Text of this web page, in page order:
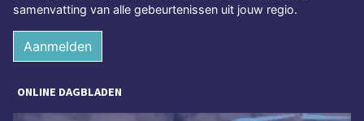
samenvatting van alle gebeurtenissen uit jouw regio.
Aanmelden
ONLINE DAGBLADEN